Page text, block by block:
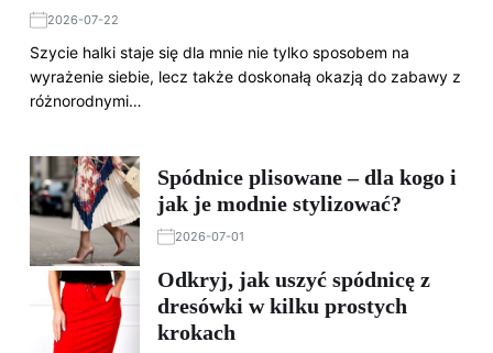
2026-07-22
Szycie halki staje się dla mnie nie tylko sposobem na
wyrażenie siebie, lecz także doskonałą okazją do zabawy z
różnorodnymi…
Spódnice plisowane – dla kogo i
jak je modnie stylizować?
2026-07-01
Odkryj, jak uszyć spódnicę z
dresówki w kilku prostych
krokach